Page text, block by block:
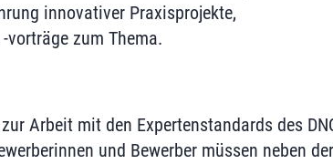
innovativer Praxisprojekte,
vorträge zum Thema.
Arbeit mit den Expertenstandards des
und Bewerber müssen neben